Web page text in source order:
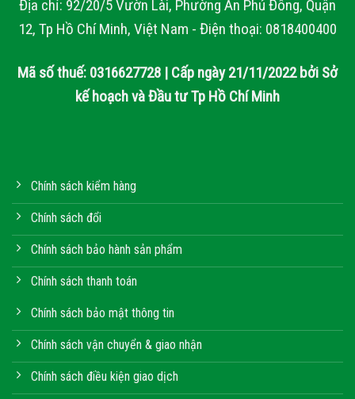
Địa chỉ: 92/20/5 Vườn Lài, Phường An Phú Đông, Quận
12, Tp Hồ Chí Minh, Việt Nam - Điện thoại: 0818400400
Mã số thuế: 0316627728 | Cấp ngày 21/11/2022 bởi Sở
kế hoạch và Đầu tư Tp Hồ Chí Minh
Chính sách kiểm hàng
Chính sách đổi
Chính sách bảo hành sản phẩm
Chính sách thanh toán
Chính sách bảo mật thông tin
Chính sách vận chuyển & giao nhận
Chính sách điều kiện giao dịch